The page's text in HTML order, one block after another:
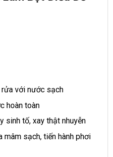
rửa với nước sạch
hoàn toàn
sinh tố, xay thật nhuyễn
sạch, tiến hành phơi